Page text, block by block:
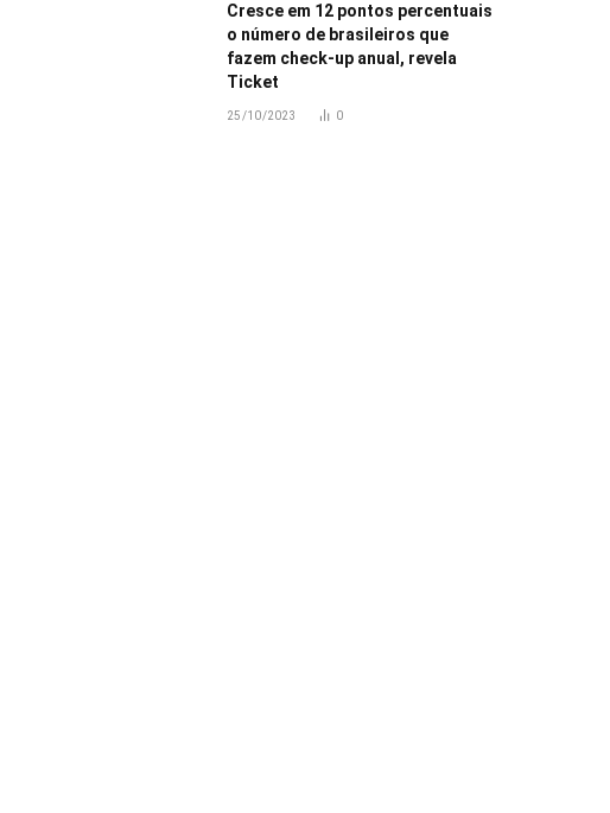
Cresce em 12 pontos percentuais
o número de brasileiros que
fazem check-up anual, revela
Ticket
25/10/2023 0